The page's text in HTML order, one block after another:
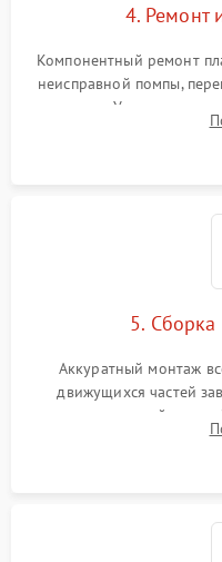
4. Ремонт
Компонентный ремонт
неисправной помпы,
жерновов. Установка
ring) и тефлоновых
5.
Аккуратный монтаж
движущихся частей
силиконовой
декальцинации и